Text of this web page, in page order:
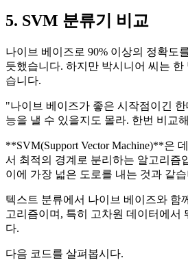
5. SVM 분류기 비교
나이브 베이즈로 90% 이상의 정확도
듯했습니다. 하지만 박시니어 씨는 한
습니다.
"나이브 베이즈가 좋은 시작점이긴
능을 낼 수 있을지도 몰라. 한번 비교
**SVM(Support Vector Machine)**은
서 최적의 경계로 분리하는 알고리즘
이에 가장 넓은 도로를 내는 것과 같
텍스트 분류에서 나이브 베이즈와 함
고리즘이며, 특히 고차원 데이터에서
다.
다음 코드를 살펴봅시다.